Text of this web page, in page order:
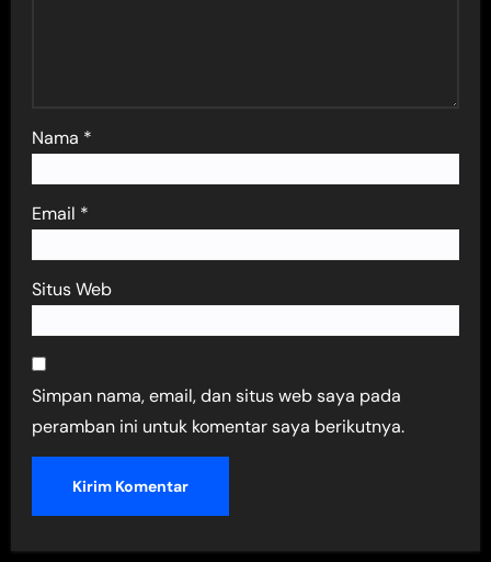
Nama *
Email *
Situs Web
Simpan nama, email, dan situs web saya pada
peramban ini untuk komentar saya berikutnya.